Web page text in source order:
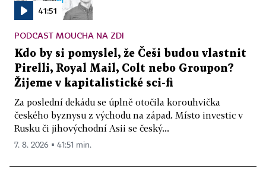
41:51
PODCAST MOUCHA NA ZDI
Kdo by si pomyslel, že Češi budou vlastnit
Pirelli, Royal Mail, Colt nebo Groupon?
Žijeme v kapitalistické sci-fi
Za poslední dekádu se úplně otočila korouhvička
českého byznysu z východu na západ. Místo investic v
Rusku či jihovýchodní Asii se český...
7. 8. 2026 ▪ 41:51 min.